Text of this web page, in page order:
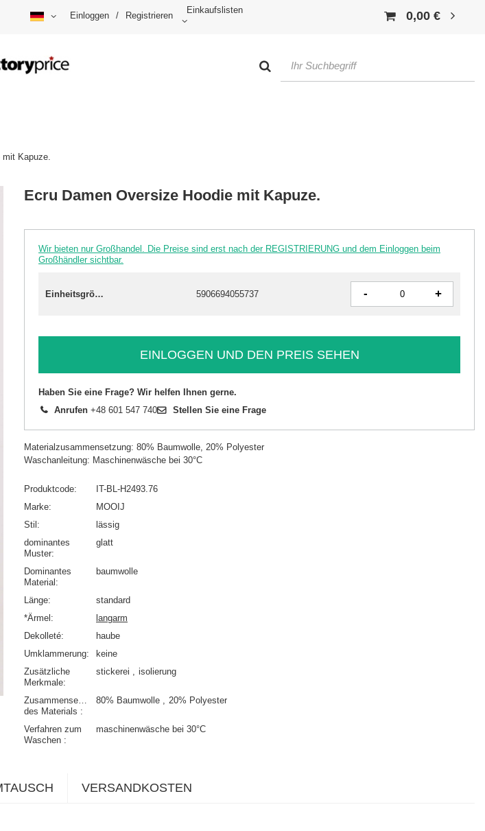
Einloggen / Registrieren
Einkaufslisten 0,00 €
mit Kapuze.
Ecru Damen Oversize Hoodie mit Kapuze.
Wir bieten nur Großhandel. Die Preise sind erst nach der REGISTRIERUNG und dem Einloggen beim
Großhändler sichtbar.
Einheitsgröße 5906694055737 - +
EINLOGGEN UND DEN PREIS SEHEN
Haben Sie eine Frage? Wir helfen Ihnen gerne.
Anrufen +48 601 547 740 Stellen Sie eine Frage
Materialzusammensetzung: 80% Baumwolle, 20% Polyester
Waschanleitung: Maschinenwäsche bei 30°C
Produktcode
IT-BL-H2493.76
Marke
MOOIJ
Stil
lässig
dominantes
Muster
glatt
Dominantes
Material
baumwolle
Länge
standard
*Ärmel
langarm
Dekolleté
haube
Umklammerung
keine
Zusätzliche
Merkmale
stickerei isolierung
Zusammensetzung
des Materials
80% Baumwolle 20% Polyester
Verfahren zum
Waschen
maschinenwäsche bei 30°C
VERSANDKOSTEN